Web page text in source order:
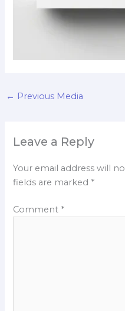
← Previous Media
Leave a Reply
Your email address will
fields are marked *
Comment *